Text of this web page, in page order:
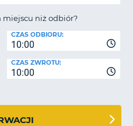
miejscu niż odbiór?
10:00
CZAS ODBIORU:
10:00
CZAS ZWROTU: